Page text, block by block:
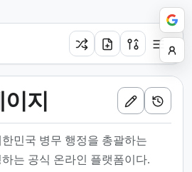
지
민국 병무 행정을 총괄하는
는 공식 온라인 플랫폼이다.